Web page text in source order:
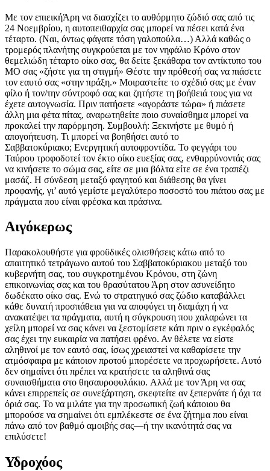
Με τον επιεικήΆρη να διασχίζει το αυθόρμητο ζώδιό σας από τις
24 Νοεμβρίου, η αυτοπειθαρχία σας μπορεί να πέσει κατά ένα
τέταρτο. (Ναι, όντως φάγατε τόση γαλοπούλα…) Αλλά καθώς ο
τρομερός πλανήτης συγκρούεται με τον νηφάλιο Κρόνο στον
θεμελιώδη τέταρτο οίκο σας, θα δείτε ξεκάθαρα τον αντίκτυπο του
MO σας «ζήστε για τη στιγμή» Θέστε την πρόθεσή σας να πιάσετε
τον εαυτό σας «στην πράξη.» Μοιραστείτε το σχέδιό σας με έναν
φίλο ή τον/την σύντροφό σας και ζητήστε τη βοήθειά τους για να
έχετε αυτογνωσία. Πριν πατήσετε «αγοράστε τώρα» ή πιάσετε
άλλη μια φέτα πίτας, αναρωτηθείτε ποιο συναίσθημα μπορεί να
προκαλεί την παρόρμηση. Συμβουλή: Ξεκινήστε με θυμό ή
απογοήτευση. Τι μπορεί να βοηθήσει αυτό το
Σαββατοκύριακο; Ενεργητική αυτοφροντίδα. Το φεγγάρι του
Ταύρου τροφοδοτεί τον έκτο οίκο ευεξίας σας, ενθαρρύνοντάς σας
να κινήσετε το σώμα σας, είτε σε μια βόλτα είτε σε ένα τραπέζι
μασάζ. Η σύνδεση μεταξύ φαγητού και διάθεσης θα γίνει
προφανής, γι’ αυτό γεμίστε μεγαλύτερο ποσοστό του πιάτου σας με
πράγματα που είναι φρέσκα και πράσινα.
Αιγόκερως
Παρακολουθήστε για φροϋδικές ολισθήσεις κάτω από το
απαιτητικό τετράγωνο αυτού του Σαββατοκύριακου μεταξύ του
κυβερνήτη σας, του συγκροτημένου Κρόνου, στη ζώνη
επικοινωνίας σας και του θρασύτατου Άρη στον ασυνείδητο
δωδέκατο οίκο σας. Ενώ το στρατηγικό σας ζώδιο καταβάλλει
κάθε δυνατή προσπάθεια για να αποφύγει τη διαμάχη ή να
ανακατέψει τα πράγματα, αυτή η σύγκρουση που χαλαρώνει τα
χείλη μπορεί να σας κάνει να ξεστομίσετε κάτι πριν ο εγκέφαλός
σας έχει την ευκαιρία να πατήσει φρένο. Αν θέλετε να είστε
αληθινοί με τον εαυτό σας, ίσως χρειαστεί να καθαρίσετε την
ατμόσφαιρα με κάποιον προτού μπορέσετε να προχωρήσετε. Αυτό
δεν σημαίνει ότι πρέπει να κρατήσετε τα αληθινά σας
συναισθήματα στο θησαυροφυλάκιο. Αλλά με τον Άρη να σας
κάνει επιρρεπείς σε συνεξάρτηση, σκεφτείτε αν ξεπερνάτε ή όχι τα
όριά σας. Το να μιλάτε για την προσωπική ζωή κάποιου θα
μπορούσε να σημαίνει ότι εμπλέκεστε σε ένα ζήτημα που είναι
πάνω από τον βαθμό αμοιβής σας—ή την ικανότητά σας να
επιλύσετε!
Υδροχόος